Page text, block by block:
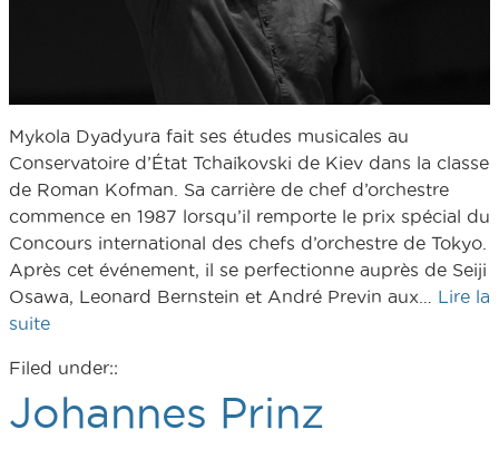
Mykola Dyadyura fait ses études musicales au
Conservatoire d’État Tchaïkovski de Kiev dans la classe
de Roman Kofman. Sa carrière de chef d’orchestre
commence en 1987 lorsqu’il remporte le prix spécial du
Concours international des chefs d’orchestre de Tokyo.
Après cet événement, il se perfectionne auprès de Seiji
Osawa, Leonard Bernstein et André Previn aux… Lire la
suite
Filed under::
Johannes Prinz